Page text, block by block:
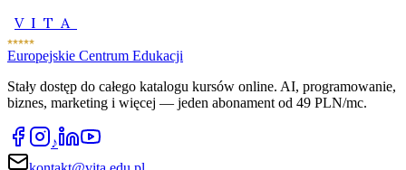
VITA
Europejskie Centrum Edukacji
Stały dostęp do całego katalogu kursów online. AI, programowanie,
biznes, marketing i więcej — jeden abonament od 49 PLN/mc.
♪